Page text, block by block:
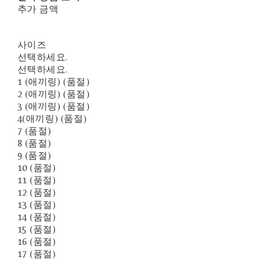
추가 금액
사이즈
선택하세요.
선택하세요.
1 (애끼링) (품절)
2 (애끼링) (품절)
3 (애끼링) (품절)
4(애끼링) (품절)
7 (품절)
8 (품절)
9 (품절)
10 (품절)
11 (품절)
12 (품절)
13 (품절)
14 (품절)
15 (품절)
16 (품절)
17 (품절)